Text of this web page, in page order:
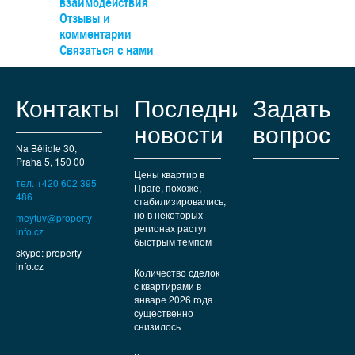
есть все необходимые коммунальные услуги – от
кафе и магазинов до международных школ и
учреждений. Хорошая транспортная доступность
находятся Пругоницкий парк и Дендрологический сад.
Отзывы и
комментарии
Связаться с нами
Контакты
Na Bělidle 30,
Praha 5, 150 00
тел. +420 602 395
486
meytuv@property-
info.cz
skype: property-
info.cz
Последние
новости
Цены квартир в
Праге, похоже,
стабилизировались,
но в некоторых
регионах растут
быстрым темпом
Количество сделок
с квартирами в
январе 2026 года
существенно
снизилось
Задать
вопрос